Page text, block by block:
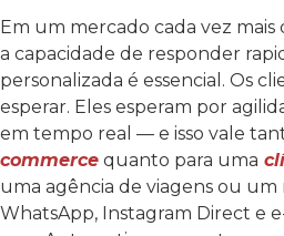
Em um mercado cada vez
a capacidade de responder
personalizada é essencial. Os
esperar. Eles esperam por
em tempo real — e isso vale
commerce quanto para uma
uma agência de viagens ou um
WhatsApp, Instagram Direct e